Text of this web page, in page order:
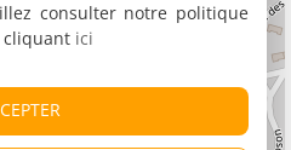
consulter notre politique
cliquant ici